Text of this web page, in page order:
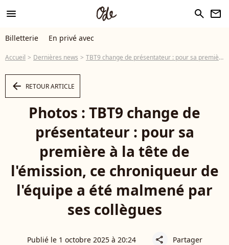
menu search newsletter
Billetterie En privé avec
Accueil Dernières news TBT9 change de présentateur : pour sa première à la tête de l'émission, ce chroniqueur de l'équipe a été malmené par ses collègues
arrow_left RETOUR ARTICLE
Photos : TBT9 change de
présentateur : pour sa
première à la tête de
l'émission, ce chroniqueur de
l'équipe a été malmené par
ses collègues
Publié le 1 octobre 2025 à 20:24 share Partager